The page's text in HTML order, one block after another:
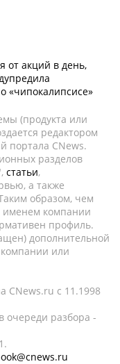
от акций в день,
«чипокалипсисе»
(продукта или
редактором
портала CNews.
разделов
статьи,
а также
образом, чем
именем компании
профиль.
дополнительной
или
CNews.ru c 11.1998
очереди разбора -